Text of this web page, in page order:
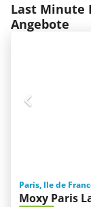
Last Minute
Angebote
Paris, Ile de
Moxy Paris